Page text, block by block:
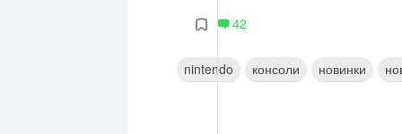
42
nintendo консоли новинки